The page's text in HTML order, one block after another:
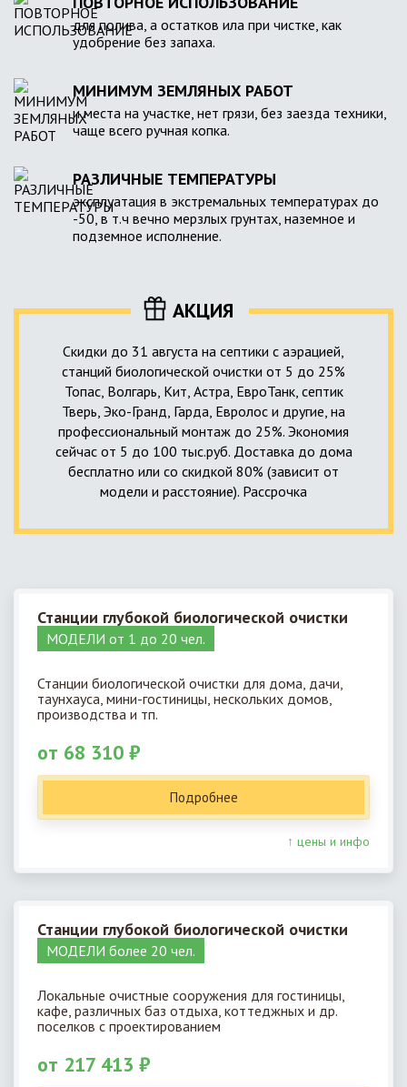
для полива, а остатков ила при чистке, как
удобрение без запаха.
МИНИМУМ ЗЕМЛЯНЫХ РАБОТ
и места на участке, нет грязи, без заезда техники,
чаще всего ручная копка.
РАЗЛИЧНЫЕ ТЕМПЕРАТУРЫ
эксплуатация в экстремальных температурах до
-50, в т.ч вечно мерзлых грунтах, наземное и
подземное исполнение.
АКЦИЯ
Скидки до 31 августа на септики с аэрацией,
станций биологической очистки от 5 до 25%
Топас, Волгарь, Кит, Астра, ЕвроТанк, септик
Тверь, Эко-Гранд, Гарда, Евролос и другие, на
профессиональный монтаж до 25%. Экономия
сейчас от 5 до 100 тыс.руб. Доставка до дома
бесплатно или со скидкой 80% (зависит от
модели и расстояние). Рассрочка
Станции глубокой биологической очистки
МОДЕЛИ от 1 до 20 чел.
Станции биологической очистки для дома, дачи,
таунхауса, мини-гостиницы, нескольких домов,
производства и тп.
от 68 310 ₽
Подробнее
↑ цены и инфо
Станции глубокой биологической очистки
МОДЕЛИ более 20 чел.
Локальные очистные сооружения для гостиницы,
кафе, различных баз отдыха, коттеджных и др.
поселков с проектированием
от 217 413 ₽